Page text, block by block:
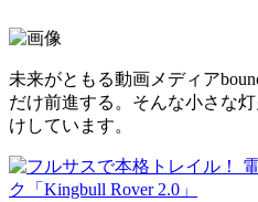
未来がともる動画メディア
だけ前進する。そんな小さな
けしています。